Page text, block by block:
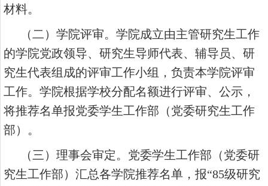
材料。
（二）学院评审。学院成立由主管研究生工作
的学院党政领导、研究生导师代表、辅导员、研
究生代表组成的评审工作小组，负责本学院评审
工作。学院根据学校分配名额进行评审、公示，
将推荐名单报党委学生工作部（党委研究生工作
部）。
（三）理事会审定。党委学生工作部（党委研
究生工作部）汇总各学院推荐名单，报“85级研究